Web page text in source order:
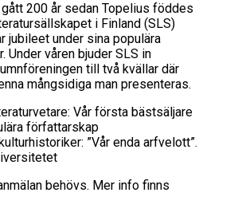
200 år sedan Topelius föddes
i Finland (SLS)
jubileet under sina populära
Under våren bjuder SLS in
till två kvällar där
mångsidiga man presenteras.
Vår första bästsäljare
författarskap
”Vår enda arfvelott”.
behövs. Mer info finns